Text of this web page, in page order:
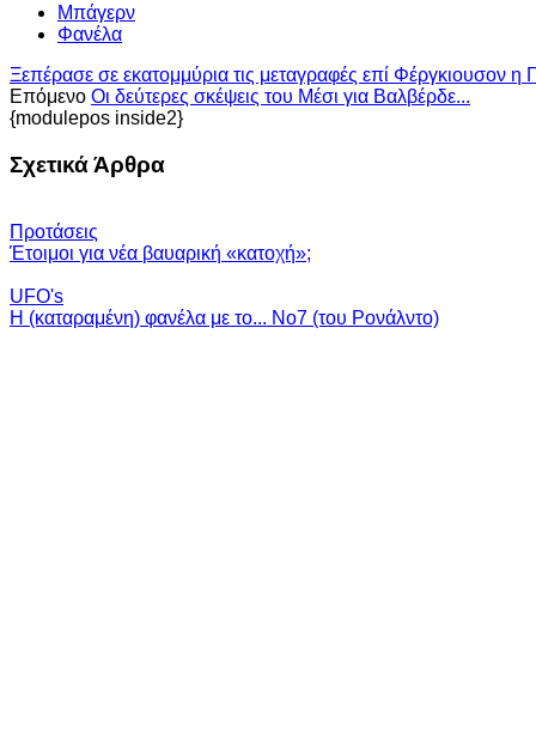
Μπάγερν
Φανέλα
Ξεπέρασε σε εκατομμύρια τις μεταγραφές επί Φέργκιουσον η
Επόμενο Οι δεύτερες σκέψεις του Μέσι για Βαλβέρδε...
{modulepos inside2}
Σχετικά Άρθρα
Προτάσεις
Έτοιμοι για νέα βαυαρική «κατοχή»;
UFO's
Η (καταραμένη) φανέλα με το... Νο7 (του Ρονάλντο)